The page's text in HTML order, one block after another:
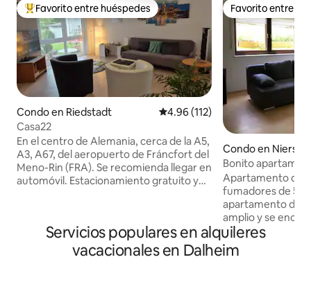
Favorito entre huéspedes preferido
Favorito entre huéspedes
Condo en Riedstadt Calificación promedio: 4.96 de
4.96 (112)
Casa22
En el centro de Alemania, cerca de la A5,
A3, A67, del aeropuerto de Fráncfort del
Meno-Rin (FRA). Se recomienda llegar en
automóvil. Estacionamiento gratuito y
disponibles para vehículos eléctricos. Es
posible llegar en transporte público
Favorito entre
Favorito entre
Condo en
Bonito
ciudad vinícola de
Apartamento de
fumadores de 55
apartamento de
amplio y se
una casa con dos
independiente.
tienen ventanas
Servicios populares en alquileres
vacacionales en Dalheim